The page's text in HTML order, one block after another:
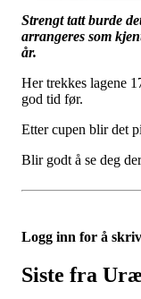
Strengt tatt burde
arrangeres som
år.
Her trekkes lagene
god tid før.
Etter cupen blir det
Blir godt å se deg
Logg inn for å
Siste fra